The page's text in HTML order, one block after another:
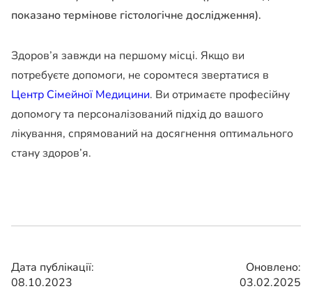
показано термінове гістологічне дослідження).
Здоров’я завжди на першому місці. Якщо ви
потребуєте допомоги, не соромтеся звертатися в
Центр Сімейної Медицини. Ви отримаєте професійну
допомогу та персоналізований підхід до вашого
лікування, спрямований на досягнення оптимального
стану здоров’я.
Дата публікації:
08.10.2023
Оновлено:
03.02.2025